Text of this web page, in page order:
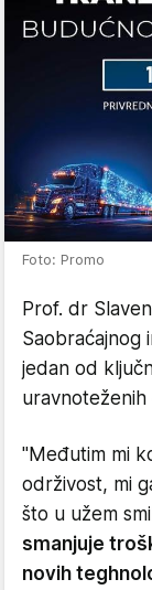
Foto: Promo
Prof. dr
Saobraćajnog
jedan od
uravnoteženih
"Međutim mi
održivost, mi
što u užem
smanjuje
novih